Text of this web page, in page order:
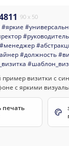
90 x 50
#яркие
#руководитель
#менеджер
#должность
печать